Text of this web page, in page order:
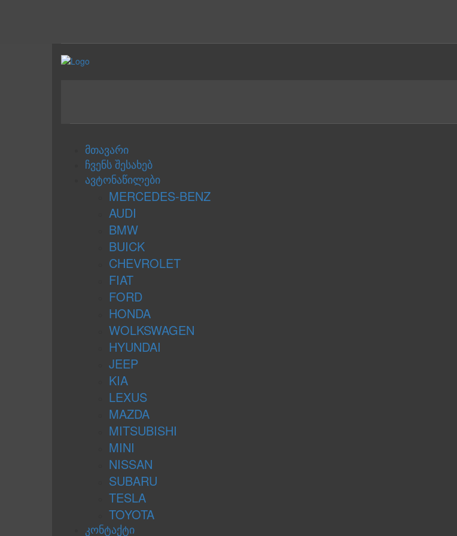
მთავარი
ჩვენს შესახებ
ავტონაწილები
MERCEDES-BENZ
AUDI
BMW
BUICK
CHEVROLET
FIAT
FORD
HONDA
WOLKSWAGEN
HYUNDAI
JEEP
KIA
LEXUS
MAZDA
MITSUBISHI
MINI
NISSAN
SUBARU
TESLA
TOYOTA
კონტაქტი